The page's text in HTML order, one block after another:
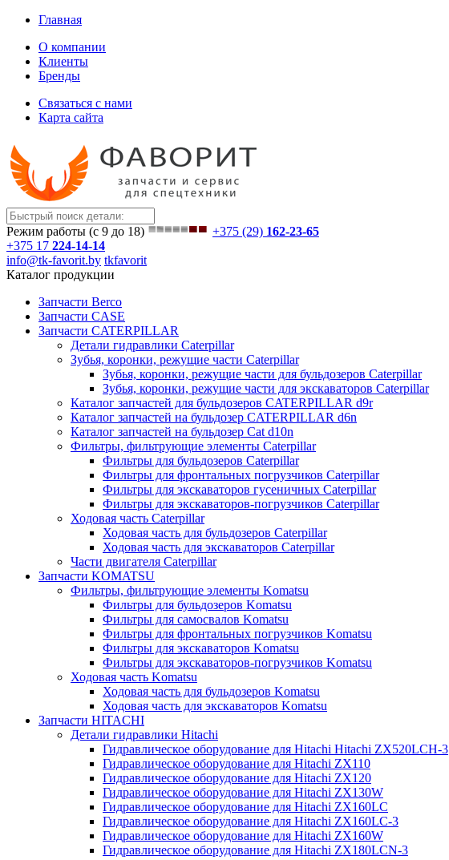
Главная
О компании
Клиенты
Бренды
Связаться с нами
Карта сайта
Режим работы (с 9 до 18) +375 (29) 162-23-65
+375 17 224-14-14
info@tk-favorit.by tkfavorit
Каталог продукции
Запчасти Berco
Запчасти CASE
Запчасти CATERPILLAR
Детали гидравлики Caterpillar
Зубья, коронки, режущие части Caterpillar
Зубья, коронки, режущие части для бульдозеров Caterpillar
Зубья, коронки, режущие части для экскаваторов Caterpillar
Каталог запчастей для бульдозеров CATERPILLAR d9r
Каталог запчастей на бульдозер CATERPILLAR d6n
Каталог запчастей на бульдозер Сat d10n
Фильтры, фильтрующие элементы Caterpillar
Фильтры для бульдозеров Caterpillar
Фильтры для фронтальных погрузчиков Caterpillar
Фильтры для экскаваторов гусеничных Caterpillar
Фильтры для экскаваторов-погрузчиков Caterpillar
Ходовая часть Caterpillar
Ходовая часть для бульдозеров Caterpillar
Ходовая часть для экскаваторов Caterpillar
Части двигателя Caterpillar
Запчасти KOMATSU
Фильтры, фильтрующие элементы Komatsu
Фильтры для бульдозеров Komatsu
Фильтры для самосвалов Komatsu
Фильтры для фронтальных погрузчиков Komatsu
Фильтры для экскаваторов Komatsu
Фильтры для экскаваторов-погрузчиков Komatsu
Ходовая часть Komatsu
Ходовая часть для бульдозеров Komatsu
Ходовая часть для экскаваторов Komatsu
Запчасти HITACHI
Детали гидравлики Hitachi
Гидравлическое оборудование для Hitachi Hitachi ZX520LCH-3
Гидравлическое оборудование для Hitachi ZX110
Гидравлическое оборудование для Hitachi ZX120
Гидравлическое оборудование для Hitachi ZX130W
Гидравлическое оборудование для Hitachi ZX160LC
Гидравлическое оборудование для Hitachi ZX160LC-3
Гидравлическое оборудование для Hitachi ZX160W
Гидравлическое оборудование для Hitachi ZX180LCN-3